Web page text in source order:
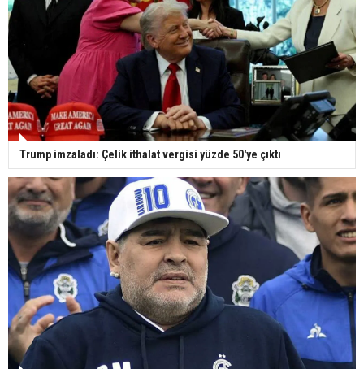
Trump imzaladı: Çelik ithalat vergisi yüzde 50'ye çıktı